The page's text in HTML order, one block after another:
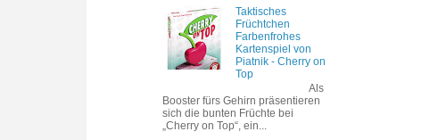
Taktisches
Früchtchen
Farbenfrohes
Kartenspiel von
Piatnik - Cherry on
Top
Als
Booster fürs Gehirn präsentieren
sich die bunten Früchte bei
„Cherry on Top“, ein...